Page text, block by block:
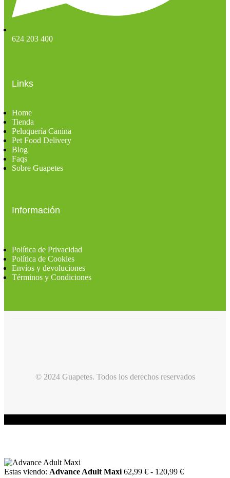
624 203 400
Links
Home
Tienda
Peluquería Canina
Pet Food Delivery
Blog
Faqs
Sobre Guapetes
Información
Política de Privacidad
Política de Cookies
Envíos y devoluciones
Términos y Condiciones
© 2024 Guapetes. Todos los derechos reservados
Estas viendo: Advance Adult Maxi 62,99 € - 120,99 €